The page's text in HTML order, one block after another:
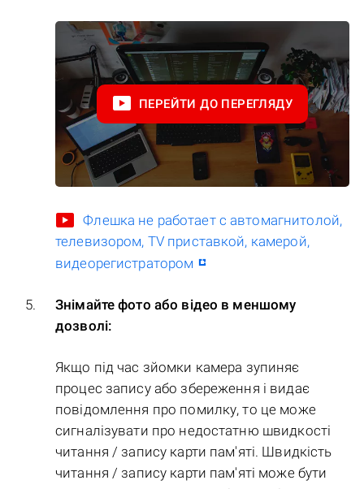
ПЕРЕЙТИ ДО ПЕРЕГЛЯДУ
Флешка не работает с автомагнитолой,
телевизором, TV приставкой, камерой,
видеорегистратором
Знімайте фото або відео в меншому
дозволі:
Якщо під час зйомки камера зупиняє
процес запису або збереження і видає
повідомлення про помилку, то це може
сигналізувати про недостатню швидкості
читання / запису карти пам'яті. Швидкість
читання / запису карти пам'яті може бути